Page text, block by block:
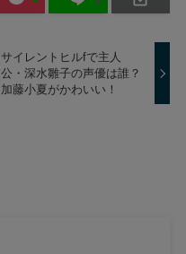
サイレントヒルfで主人
公・深水雛子の声優は誰？
加藤小夏がかわいい！